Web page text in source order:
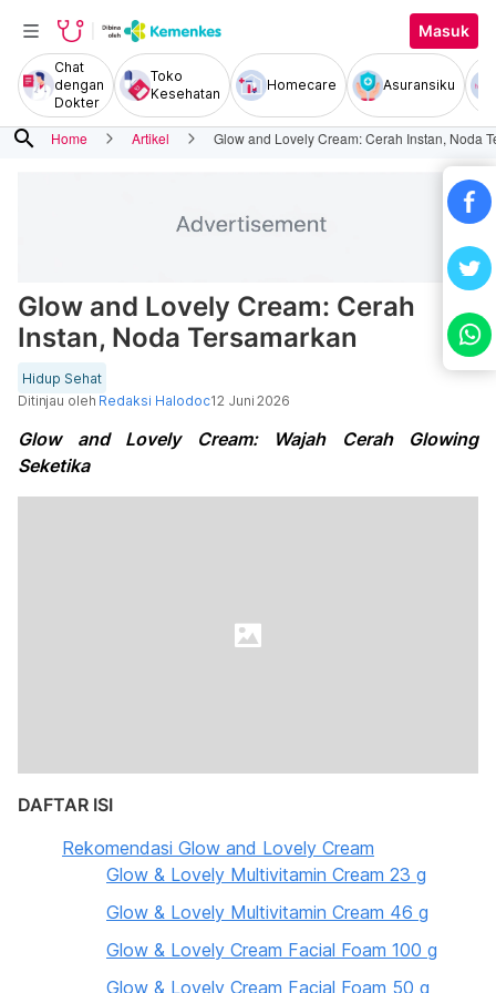
Masuk
Chat
dengan
Dokter
Toko
Kesehatan
Homecare Asuransiku
search Home Artikel Glow and Lovely Cream: Cerah Instan, Noda
Glow and Lovely Cream: Cerah
Instan, Noda Tersamarkan
Hidup Sehat
Ditinjau oleh Redaksi Halodoc12 Juni 2026
Glow and Lovely Cream: Wajah Cerah Glowing
Seketika
DAFTAR ISI
Rekomendasi Glow and Lovely Cream
Glow & Lovely Multivitamin Cream 23 g
Glow & Lovely Multivitamin Cream 46 g
Glow & Lovely Cream Facial Foam 100 g
Glow & Lovely Cream Facial Foam 50 g